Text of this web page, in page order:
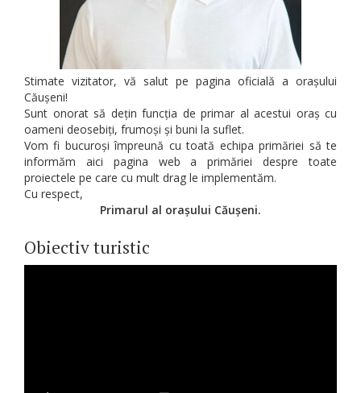
Stimate vizitator, vă salut pe pagina oficială a orașului
Căușeni!
Sunt onorat să dețin funcția de primar al acestui oraș cu
oameni deosebiți, frumoși și buni la suflet.
Vom fi bucuroși împreună cu toată echipa primăriei să te
informăm aici pagina web a primăriei despre toate
proiectele pe care cu mult drag le implementăm.
Cu respect,
Primarul al orașului Căușeni.
Obiectiv turistic